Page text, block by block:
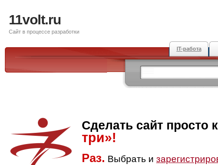
11volt.ru
Сайт в процессе разработки
IT-работа
Сделать сайт просто
три»!
Раз. Выбрать и